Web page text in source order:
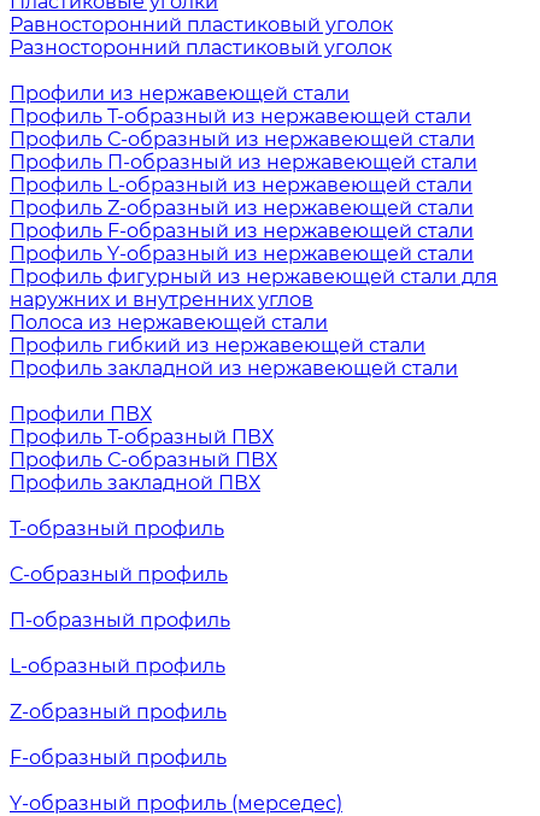
Равносторонний пластиковый уголок
Разносторонний пластиковый уголок
Профили из нержавеющей стали
Профиль Т-образный из нержавеющей стали
Профиль С-образный из нержавеющей стали
Профиль П-образный из нержавеющей стали
Профиль L-образный из нержавеющей стали
Профиль Z-образный из нержавеющей стали
Профиль F-образный из нержавеющей стали
Профиль Y-образный из нержавеющей стали
Профиль фигурный из нержавеющей стали для
наружних и внутренних углов
Полоса из нержавеющей стали
Профиль гибкий из нержавеющей стали
Профиль закладной из нержавеющей стали
Профили ПВХ
Профиль Т-образный ПВХ
Профиль С-образный ПВХ
Профиль закладной ПВХ
Т-образный профиль
С-образный профиль
П-образный профиль
L-образный профиль
Z-образный профиль
F-образный профиль
Y-образный профиль (мерседес)